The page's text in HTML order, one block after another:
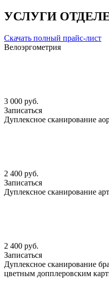
УСЛУГИ
Скачать полный прайс-лист
Велоэргометрия
3 000 руб.
Записаться
Дуплексное сканирование
2 400 руб.
Записаться
Дуплексное сканирование
2 400 руб.
Записаться
Дуплексное сканирование
цветным допплеровским